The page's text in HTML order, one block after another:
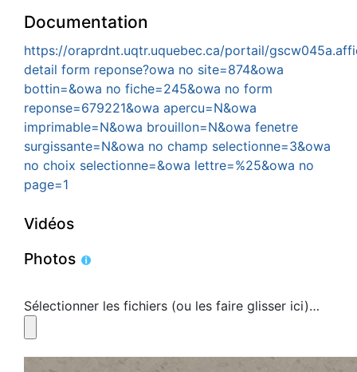
Documentation
https://oraprdnt.uqtr.uquebec.ca/portail/
detail form reponse?owa no site=874&owa
bottin=&owa no fiche=245&owa no form
reponse=679221&owa apercu=N&owa
imprimable=N&owa brouillon=N&owa fenetre
surgissante=N&owa no champ selectionne=3&owa
no choix selectionne=&owa lettre=%25&owa no
page=1
Vidéos
Photos
Sélectionner les fichiers (ou les faire glisser ici)…